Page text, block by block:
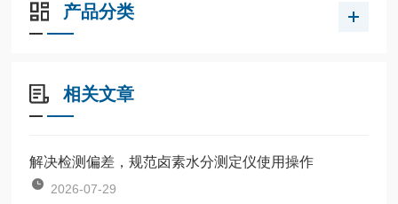
产品分类
相关文章
解决检测偏差，规范卤素水分测定仪使用操作
2026-07-29